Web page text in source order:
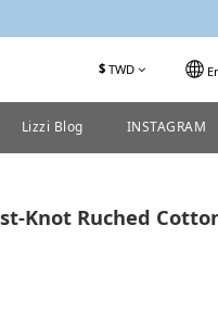
$ TWD
Lizzi Blog INSTAGRAM
Knot Ruched